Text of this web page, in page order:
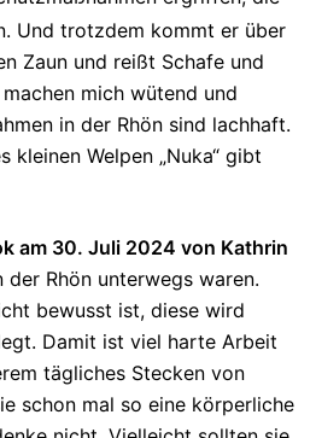
Und trotzdem kommt er über
Zaun und reißt Schafe und
mich wütend und
in der Rhön sind lachhaft.
kleinen Welpen „Nuka“ gibt
am 30. Juli 2024 von Kathrin
der Rhön unterwegs waren.
bewusst ist, diese wird
Damit ist viel harte Arbeit
tägliches Stecken von
schon mal so eine körperliche